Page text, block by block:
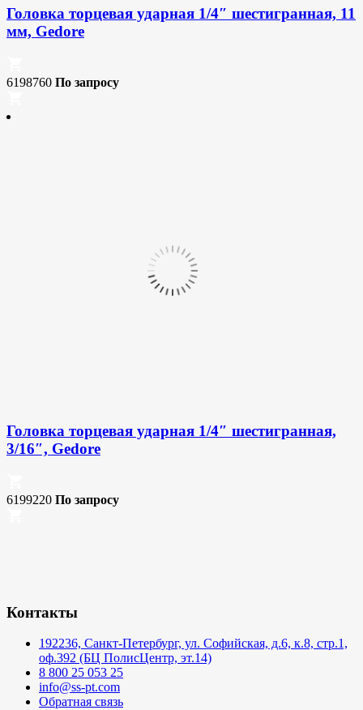
Головка торцевая ударная 1/4″ шестигранная, 11
мм, Gedore
6198760 По запросу
Головка торцевая ударная 1/4″ шестигранная,
3/16″, Gedore
6199220 По запросу
Контакты
192236, Санкт-Петербург, ул. Софийская, д.6, к.8, стр.1,
оф.392 (БЦ ПолисЦентр, эт.14)
8 800 25 053 25
info@ss-pt.com
Обратная связь